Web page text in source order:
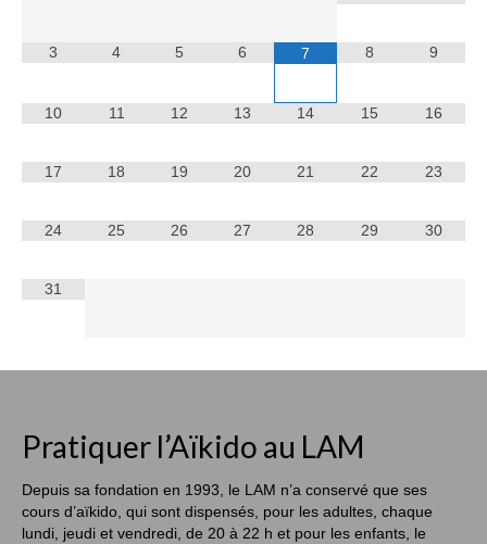
3 4 5 6 7 8 9
10 11 12 13 14 15 16
17 18 19 20 21 22 23
24 25 26 27 28 29 30
31
Pratiquer l’Aïkido au LAM
Depuis sa fondation en 1993, le LAM n’a conservé que ses
cours d’aïkido, qui sont dispensés, pour les adultes, chaque
lundi, jeudi et vendredi, de 20 à 22 h et pour les enfants, le